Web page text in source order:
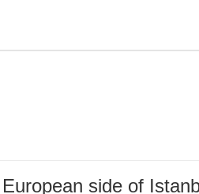
side of